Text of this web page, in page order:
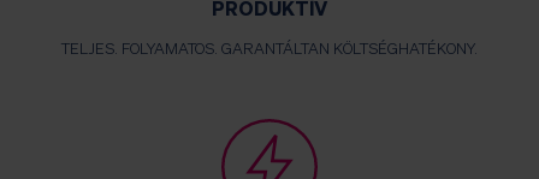
PRODUKTÍV
TELJES. FOLYAMATOS. GARANTÁLTAN KÖLTSÉGHATÉKONY.